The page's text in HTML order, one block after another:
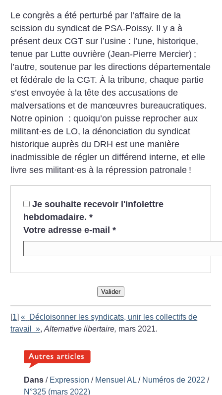
Le congrès a été perturbé par l’affaire de la
scission du syndicat de PSA-Poissy. Il y a à
présent deux CGT sur l’usine : l’une, historique,
tenue par Lutte ouvrière (Jean-Pierre Mercier) ;
l’autre, soutenue par les directions départementale
et fédérale de la CGT. À la tribune, chaque partie
s’est envoyée à la tête des accusations de
malversations et de manœuvres bureaucratiques.
Notre opinion : quoiqu’on puisse reprocher aux
militant·es de LO, la dénonciation du syndicat
historique auprès du DRH est une manière
inadmissible de régler un différend interne, et elle
livre ses militant·es à la répression patronale !
Je souhaite recevoir l'infolettre
hebdomadaire. *
Votre adresse e-mail *
Valider
1 ]«
Décloisonner les syndicats, unir les collectifs de
travail
»,Alternative libertaire, mars 2021.
Dans / Expression / Mensuel AL / Numéros de 2022 /
N°325 (mars 2022)